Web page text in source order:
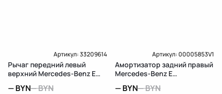
Артикул:33209614
Рычаг передний левый
верхний Mercedes-Benz E
—BYN—BYN
Артикул:00005853V1
Амортизатор задний правый
Mercedes-Benz E
—BYN—BYN